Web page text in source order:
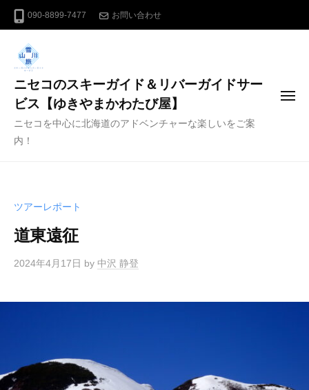
ン
090-8899-7477 お問い合わせ
ニセコのスキーガイド＆リバーガイドサー
ビス【ゆきやまかわたび屋】
ニセコを中心に北海道のアドベンチャーな楽しいをご案
内！
メ
ツアーレポート
道東遠征
2024年4月17日 by 中沢 静登